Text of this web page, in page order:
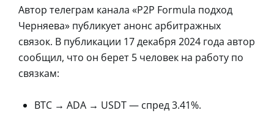
Автор телеграм канала «P2P Formula подход
Черняева» публикует анонс арбитражных
связок. В публикации 17 декабря 2024 года автор
сообщил, что он берет 5 человек на работу по
связкам:
BTC → ADA → USDT — спред 3.41%.